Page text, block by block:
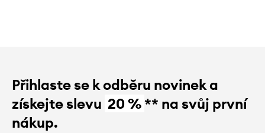
Přihlaste se k odběru novinek a
získejte slevu 20 %** na svůj první
nákup.